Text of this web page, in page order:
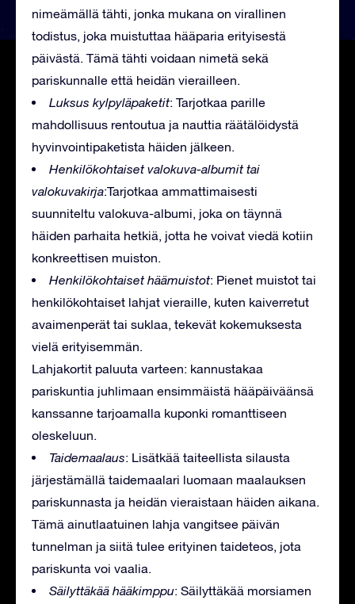
nimeämällä tähti, jonka mukana on virallinen
todistus, joka muistuttaa hääparia erityisestä
päivästä. Tämä tähti voidaan nimetä sekä
pariskunnalle että heidän vierailleen.
Luksus kylpyläpaketit: Tarjotkaa parille
mahdollisuus rentoutua ja nauttia räätälöidystä
hyvinvointipaketista häiden jälkeen.
Henkilökohtaiset valokuva-albumit tai
valokuvakirja:Tarjotkaa ammattimaisesti
suunniteltu valokuva-albumi, joka on täynnä
häiden parhaita hetkiä, jotta he voivat viedä kotiin
konkreettisen muiston.
Henkilökohtaiset häämuistot: Pienet muistot tai
henkilökohtaiset lahjat vieraille, kuten kaiverretut
avaimenperät tai suklaa, tekevät kokemuksesta
vielä erityisemmän.
Lahjakortit paluuta varteen: kannustakaa
pariskuntia juhlimaan ensimmäistä hääpäiväänsä
kanssanne tarjoamalla kuponki romanttiseen
oleskeluun.
Taidemaalaus: Lisätkää taiteellista silausta
järjestämällä taidemaalari luomaan maalauksen
pariskunnasta ja heidän vieraistaan häiden aikana.
Tämä ainutlaatuinen lahja vangitsee päivän
tunnelman ja siitä tulee erityinen taideteos, jota
pariskunta voi vaalia.
Säilyttäkää hääkimppu: Säilyttäkää morsiamen